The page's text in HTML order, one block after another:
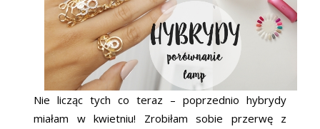
Nie licząc tych co teraz – poprzednio hybrydy
miałam w kwietniu! Zrobiłam sobie przerwę z